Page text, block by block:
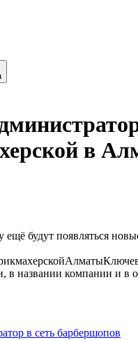
в
будут появляться
Алматы
в названии компании и в
в сеть барбершопов